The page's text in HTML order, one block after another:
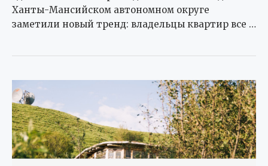
Ханты-Мансийском автономном округе
заметили новый тренд: владельцы квартир все …